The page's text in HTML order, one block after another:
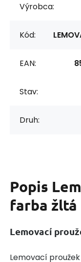
Výrobca:
Kód:
EAN:
Stav:
Druh:
Popis
farba žltá
Lemovací
Lemovací